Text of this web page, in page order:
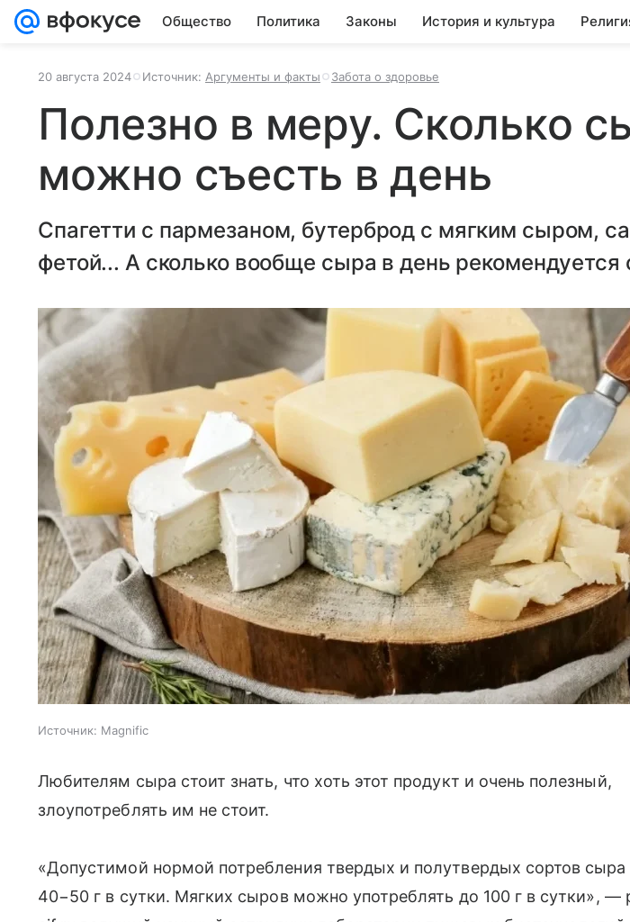
Общество Политика Законы История и культура
20 августа 2024 Источник: Аргументы и факты Забота о здоровье
Полезно в меру. Сколько
можно съесть в день
Спагетти с пармезаном, бутерброд с мягким сыром,
фетой... А сколько вообще сыра в день рекомендуется
Источник: Magnific
Любителям сыра стоит знать, что хоть этот продукт и очень полезный,
злоупотреблять им не стоит.
«Допустимой нормой потребления твердых и полутвердых сортов сыра
40−50 г в сутки. Мягких сыров можно употреблять до 100 г в сутки», —